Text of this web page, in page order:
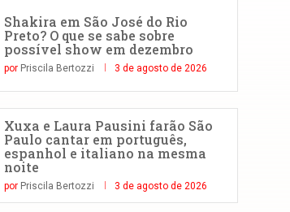
Shakira em São José do Rio
Preto? O que se sabe sobre
possível show em dezembro
por Priscila Bertozzi 3 de agosto de 2026
Xuxa e Laura Pausini farão São
Paulo cantar em português,
espanhol e italiano na mesma
noite
por Priscila Bertozzi 3 de agosto de 2026